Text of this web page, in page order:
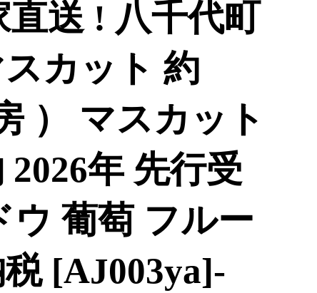
直送 ! 八千代町
カット 約
） マスカット
年 先行受
ウ 葡萄 フルー
[AJ003ya]-